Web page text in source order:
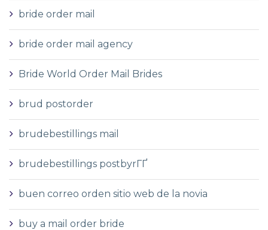
bride order mail
bride order mail agency
Bride World Order Mail Brides
brud postorder
brudebestillings mail
brudebestillings postbyrГҐ
buen correo orden sitio web de la novia
buy a mail order bride